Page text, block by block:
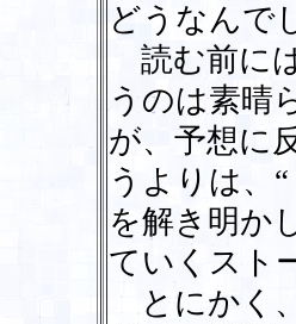
どうなんで
読む前に
うのは素晴
が、予想に
うよりは、
を解き明か
ていくスト
とにかく